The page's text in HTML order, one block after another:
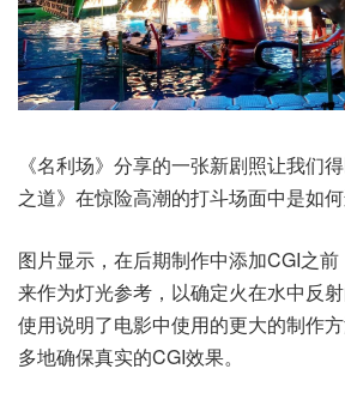
《名利场》分享的一张新剧照让我们
之道》在惊险高潮的打斗场面中是如何
图片显示，在后期制作中添加CGI之
来作为灯光参考，以确定火在水中反
使用说明了电影中使用的更大的制作
多地确保真实的CGI效果。